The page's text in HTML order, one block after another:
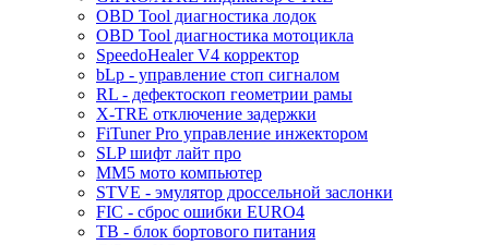
OBD Tool диагностика лодок
OBD Tool диагностика мотоцикла
SpeedoHealer V4 корректор
bLp - управление стоп сигналом
RL - дефектоскоп геометрии рамы
X-TRE отключение задержки
FiTuner Pro управление инжектором
SLP шифт лайт про
MM5 мото компьютер
STVE - эмулятор дроссельной заслонки
FIC - сброс ошибки EURO4
TB - блок бортового питания